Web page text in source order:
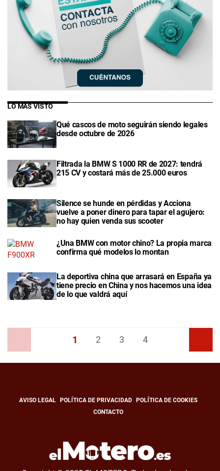
LO MÁS VISTO
Qué cascos de moto seguirán siendo legales
desde octubre de 2026
Filtrada la BMW S 1000 RR de 2027: tendrá
215 CV y costará más de 25.000 euros
Silence se hunde en pérdidas y Acciona
vuelve a poner dinero para tapar el agujero:
no hay quien venda sus scooter
¿Una BMW con motor chino? La propia marca
confirma qué modelos lo montan
La deportiva china que arrasará en España ya
tiene precio en China y nos hacemos una idea
de lo que valdrá aquí
1 2 3 4
AVISO LEGAL POLÍTICA DE PRIVACIDAD
POLÍTICA DE COOKIES
CONTACTO